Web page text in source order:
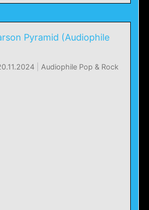
Pyramid (Audiophile
Audiophile Pop & Rock